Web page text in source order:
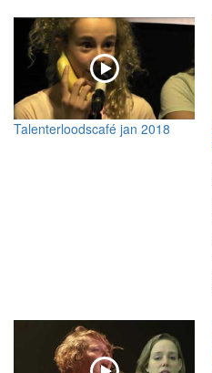
Talenterloodscafé jan 2018